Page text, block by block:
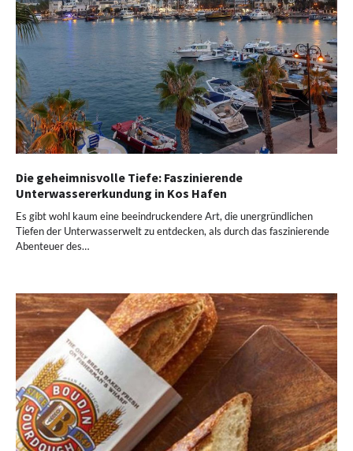
Die geheimnisvolle Tiefe: Faszinierende
Unterwassererkundung in Kos Hafen
Es gibt wohl kaum eine beeindruckendere Art, die unergründlichen
Tiefen der Unterwasserwelt zu entdecken, als durch das faszinierende
Abenteuer des…